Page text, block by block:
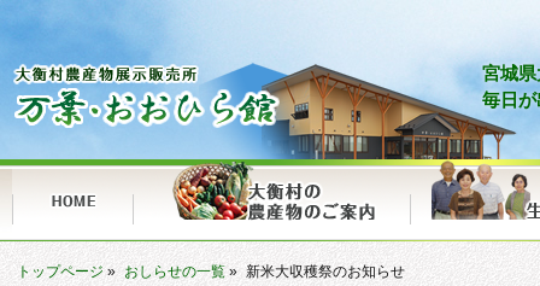
宮城
毎日
トップページ » おしらせの一覧 » 新米大収穫祭のお知らせ